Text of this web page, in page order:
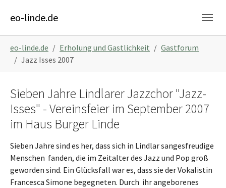
eo-linde.de
eo-linde.de Erholung und Gastlichkeit
Gastforum
Jazz Isses 2007
Sieben Jahre Lindlarer Jazzchor "Jazz-
Isses" - Vereinsfeier im September 2007
im Haus Burger Linde
Sieben Jahre sind es her, dass sich in Lindlar sangesfreudige
Menschen fanden, die im Zeitalter des Jazz und Pop groß
geworden sind. Ein Glücksfall war es, dass sie der Vokalistin
Francesca Simone begegneten. Durch ihr angeborenes